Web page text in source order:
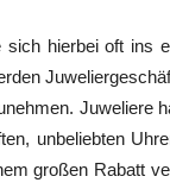
sich hierbei oft ins
Juweliere
unbeliebten
großen Rabatt